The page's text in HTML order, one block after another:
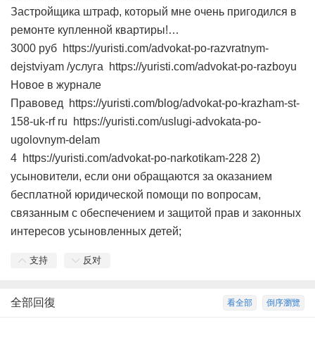
Застройщика штраф, который мне очень пригодился в
ремонте купленной квартиры!…
3000 руб https://yuristi.com/advokat-po-razvratnym-
dejstviyam /услуга https://yuristi.com/advokat-po-razboyu
Новое в журнале
Правовед https://yuristi.com/blog/advokat-po-krazham-st-
158-uk-rf ru https://yuristi.com/uslugi-advokata-po-
ugolovnym-delam
4 https://yuristi.com/advokat-po-narkotikam-228 2)
усыновители, если они обращаются за оказанием
бесплатной юридической помощи по вопросам,
связанным с обеспечением и защитой прав и законных
интересов усыновленных детей;
支持 反对
倒序瀏覽
看全部
全部回復